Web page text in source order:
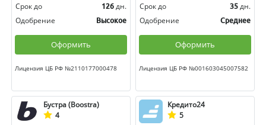
Срок до
126 дн.
Одобрение
Высокое
Оформить
Лицензия ЦБ РФ №2110177000478
Срок до
35 дн.
Одобрение
Среднее
Оформить
Лицензия ЦБ РФ №001603045007582
Бустра (Boostra)
4
Кредито24
5